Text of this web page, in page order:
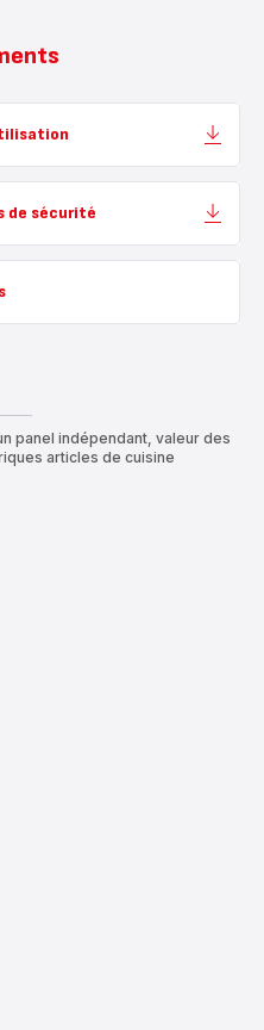
de sécurité
panel indépendant, valeur des
articles de cuisine